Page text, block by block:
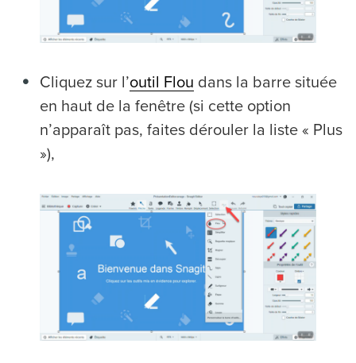
Cliquez sur l’outil Flou dans la barre située
en haut de la fenêtre (si cette option
n’apparaît pas, faites dérouler la liste « Plus
»),